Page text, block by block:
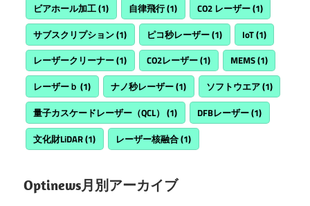
ビアホール加工(1) 自律飛行(1) CO2 レーザー(1)
サブスクリプション(1) ピコ秒レーザー(1) IoT(1)
レーザークリーナー(1) CO2レーザー(1) MEMS(1)
レーザーｂ (1) ナノ秒レーザー(1) ソフトウエア(1)
量子カスケードレーザー（QCL） (1) DFBレーザー(1)
文化財LiDAR(1) レーザー核融合(1)
Optinews月別アーカイブ